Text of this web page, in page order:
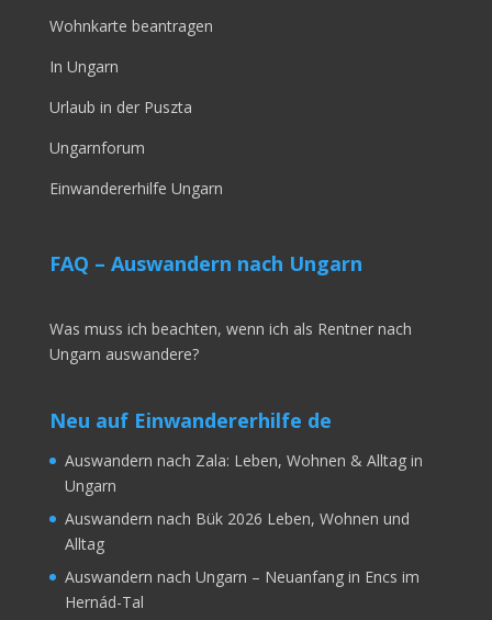
Wohnkarte beantragen
In Ungarn
Urlaub in der Puszta
Ungarnforum
Einwandererhilfe Ungarn
FAQ – Auswandern nach Ungarn
Was muss ich beachten, wenn ich als Rentner nach
Ungarn auswandere?
Neu auf Einwandererhilfe de
Auswandern nach Zala: Leben, Wohnen & Alltag in
Ungarn
Auswandern nach Bük 2026 Leben, Wohnen und
Alltag
Auswandern nach Ungarn – Neuanfang in Encs im
Hernád-Tal